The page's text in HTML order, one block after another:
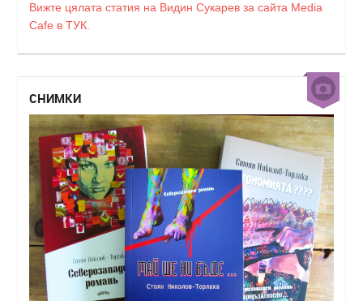
Вижте цялата статия на Видин Сукарев за сайта Media
Cafe в ТУК.
СНИМКИ